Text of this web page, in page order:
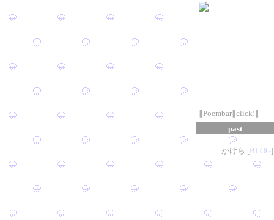
∥Poembar∥click!∥
past
かけら [BLOG